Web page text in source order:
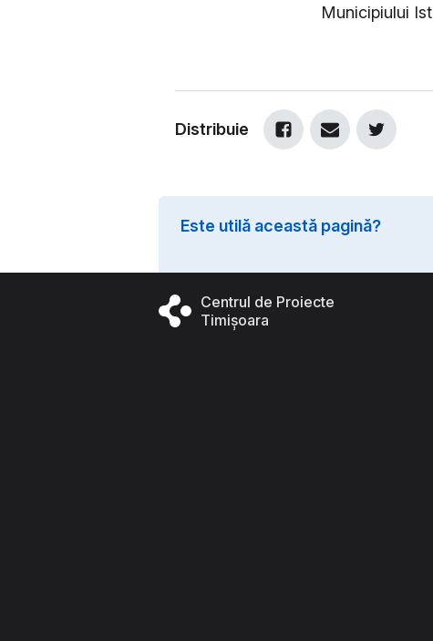
Municipiului
Distribuie
Este utilă această pagină?
Centrul de Proiecte
Timișoara